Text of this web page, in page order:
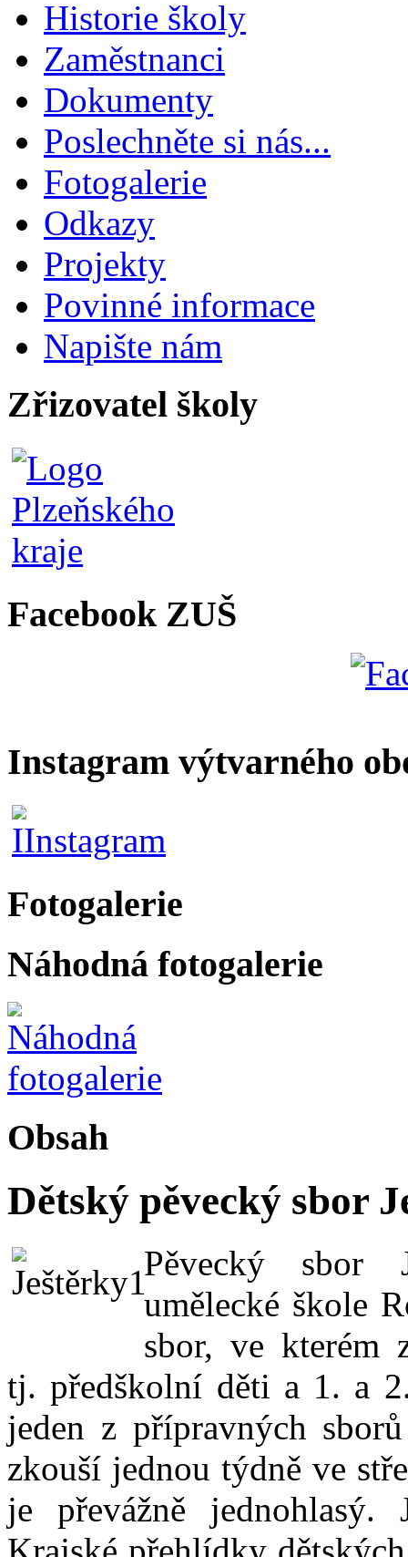
Historie školy
Zaměstnanci
Dokumenty
Poslechněte si nás...
Fotogalerie
Odkazy
Projekty
Povinné informace
Napište nám
Zřizovatel školy
Facebook ZUŠ
Instagram výtvarného
Fotogalerie
Náhodná fotogalerie
Obsah
Dětský pěvecký sbor
Pěvecký sbor
umělecké škole
sbor, ve
tj. předškolní děti a 1. a
jeden z přípravných
zkouší jednou týdně ve
je převážně jednohlasý.